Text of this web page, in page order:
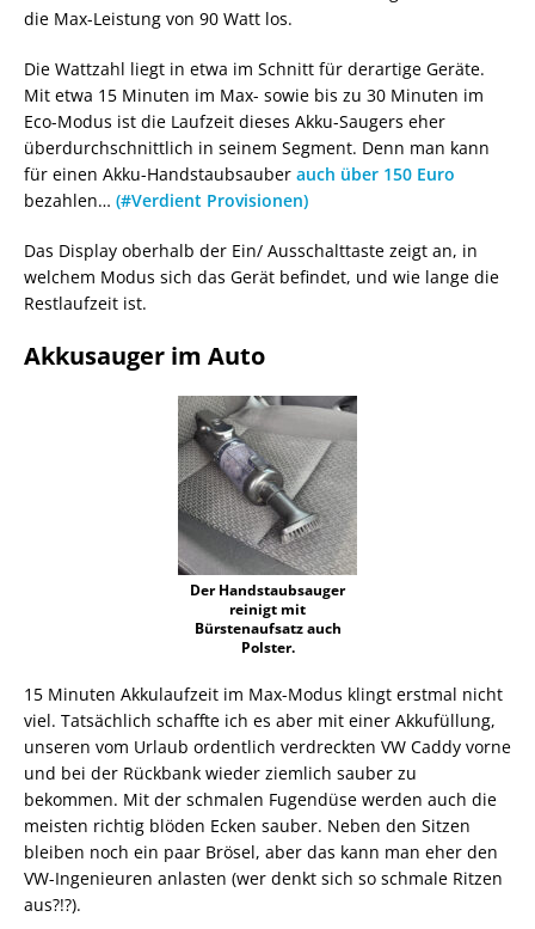
die Max-Leistung von 90 Watt los.
Die Wattzahl liegt in etwa im Schnitt für derartige Geräte.
Mit etwa 15 Minuten im Max- sowie bis zu 30 Minuten im
Eco-Modus ist die Laufzeit dieses Akku-Saugers eher
überdurchschnittlich in seinem Segment. Denn man kann
für einen Akku-Handstaubsauber auch über 150 Euro
bezahlen… (#Verdient Provisionen)
Das Display oberhalb der Ein/ Ausschalttaste zeigt an, in
welchem Modus sich das Gerät befindet, und wie lange die
Restlaufzeit ist.
Akkusauger im Auto
Der Handstaubsauger
reinigt mit
Bürstenaufsatz auch
Polster.
15 Minuten Akkulaufzeit im Max-Modus klingt erstmal nicht
viel. Tatsächlich schaffte ich es aber mit einer Akkufüllung,
unseren vom Urlaub ordentlich verdreckten VW Caddy vorne
und bei der Rückbank wieder ziemlich sauber zu
bekommen. Mit der schmalen Fugendüse werden auch die
meisten richtig blöden Ecken sauber. Neben den Sitzen
bleiben noch ein paar Brösel, aber das kann man eher den
VW-Ingenieuren anlasten (wer denkt sich so schmale Ritzen
aus?!?).